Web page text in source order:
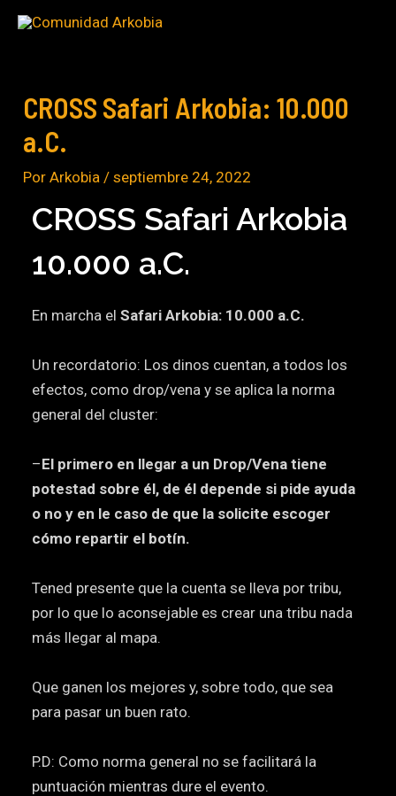
CROSS Safari Arkobia: 10.000
a.C.
PorArkobia/septiembre 24, 2022
CROSS Safari Arkobia
10.000 a.C.
En marcha elSafari Arkobia: 10.000 a.C.
Un recordatorio: Los dinos cuentan, a todos los
efectos, como drop/vena y se aplica la norma
general del cluster:
–El primero en llegar a un Drop/Vena tiene
potestad sobre él, de él depende si pide ayuda
o no y en le caso de que la solicite escoger
cómo repartir el botín.
Tened presente que la cuenta se lleva por tribu,
por lo que lo aconsejable es crear una tribu nada
más llegar al mapa.
Que ganen los mejores y, sobre todo, que sea
para pasar un buen rato.
P.D: Como norma general no se facilitará la
puntuación mientras dure el evento.
Navegación